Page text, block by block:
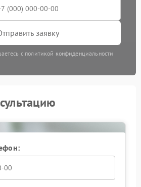
заявку
с политикой конфиденциальности